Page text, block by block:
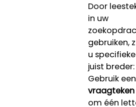
Door
in uw
gebruiken,
u
juist breder:
Gebruik een
om één